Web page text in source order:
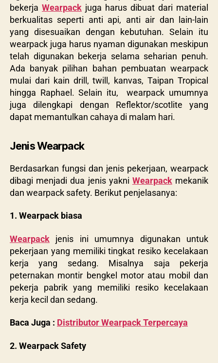
bekerja Wearpack juga harus dibuat dari material
berkualitas seperti anti api, anti air dan lain-lain
yang disesuaikan dengan kebutuhan. Selain itu
wearpack juga harus nyaman digunakan meskipun
telah digunakan bekerja selama seharian penuh.
Ada banyak pilihan bahan pembuatan wearpack
mulai dari kain drill, twill, kanvas, Taipan Tropical
hingga Raphael. Selain itu, wearpack umumnya
juga dilengkapi dengan Reflektor/scotlite yang
dapat memantulkan cahaya di malam hari.
Jenis Wearpack
Berdasarkan fungsi dan jenis pekerjaan, wearpack
dibagi menjadi dua jenis yakni Wearpackmekanik
dan wearpack safety. Berikut penjelasanya:
1. Wearpack biasa
Wearpack jenis ini umumnya digunakan untuk
pekerjaan yang memiliki tingkat resiko kecelakaan
kerja yang sedang. Misalnya saja pekerja
peternakan montir bengkel motor atau mobil dan
pekerja pabrik yang memiliki resiko kecelakaan
kerja kecil dan sedang.
Baca Juga : Distributor Wearpack Terpercaya
2. Wearpack Safety